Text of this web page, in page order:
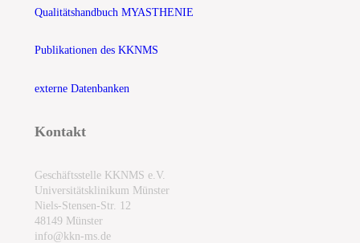
Qualitätshandbuch MYASTHENIE
Publikationen des KKNMS
externe Datenbanken
Kontakt
Geschäftsstelle KKNMS e.V.
Universitätsklinikum Münster
Niels-Stensen-Str. 12
48149 Münster
info@kkn-ms.de